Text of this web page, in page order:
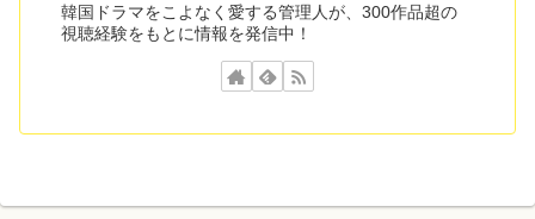
韓国ドラマをこよなく愛する管理人が、300作品超の
視聴経験をもとに情報を発信中！